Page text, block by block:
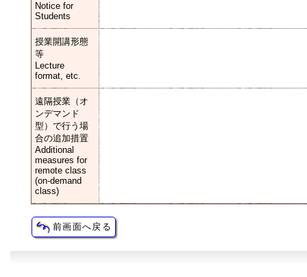
Notice for
Students
授業開講形態
等
Lecture
format, etc.
遠隔授業（オ
ンデマンド
型）で行う場
合の追加措置
Additional
measures for
remote class
(on-demand
class)